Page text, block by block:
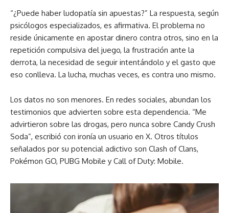
“¿Puede haber ludopatía sin apuestas?” La respuesta, según
psicólogos especializados, es afirmativa. El problema no
reside únicamente en apostar dinero contra otros, sino en la
repetición compulsiva del juego, la frustración ante la
derrota, la necesidad de seguir intentándolo y el gasto que
eso conlleva. La lucha, muchas veces, es contra uno mismo.
Los datos no son menores. En redes sociales, abundan los
testimonios que advierten sobre esta dependencia. “Me
advirtieron sobre las drogas, pero nunca sobre Candy Crush
Soda”, escribió con ironía un usuario en X. Otros títulos
señalados por su potencial adictivo son Clash of Clans,
Pokémon GO, PUBG Mobile y Call of Duty: Mobile.